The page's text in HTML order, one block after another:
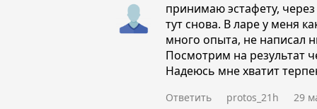
принимаю эстафету,
тут снова. В ларе у меня
много опыта, не написал
Посмотрим на результат
Надеюсь мне хватит
Ответить protos_21h 29